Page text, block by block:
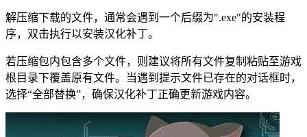
解压缩下载的文件，通常会遇到一个后缀为".exe"的安装程
序，双击执行以安装汉化补丁。
若压缩包内包含多个文件，则建议将所有文件复制粘贴至游戏
根目录下覆盖原有文件。当遇到提示文件已存在的对话框时，
选择“全部替换”，确保汉化补丁正确更新游戏内容。